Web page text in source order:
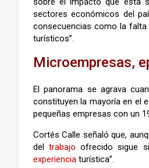
sectores económicos del
consecuencias como la falta
turísticos”.
Microempresas,
El panorama se agrava
constituyen la mayoría en el
pequeñas empresas con un
Cortés Calle señaló que,
deltrabajo ofrecido sigue
experiencia turística”.